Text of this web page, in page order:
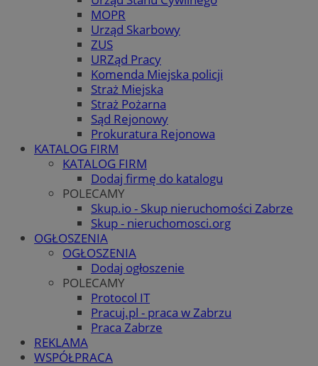
MOPR
Urząd Skarbowy
ZUS
URZąd Pracy
Komenda Miejska policji
Straż Miejska
Straż Pożarna
Sąd Rejonowy
Prokuratura Rejonowa
KATALOG FIRM
KATALOG FIRM
Dodaj firmę do katalogu
POLECAMY
Skup.io - Skup nieruchomości Zabrze
Skup - nieruchomosci.org
OGŁOSZENIA
OGŁOSZENIA
Dodaj ogłoszenie
POLECAMY
Protocol IT
Pracuj.pl - praca w Zabrzu
Praca Zabrze
REKLAMA
WSPÓŁPRACA